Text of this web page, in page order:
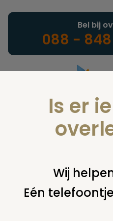
Landelijke
Bel bij
088 - 848
U bent hier: home verzekeringen
Is er
Wij
Eén